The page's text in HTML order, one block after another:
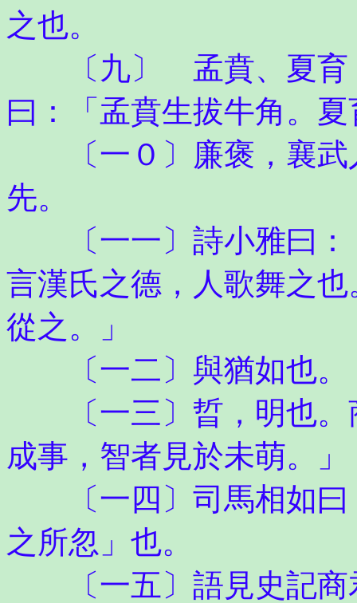
之也。
〔九〕 孟賁、夏育，
曰：「孟賁生拔牛角。
〔一０〕廉褒，襄武
先。
〔一一〕詩小雅曰：
言漢氏之德，人歌舞之
從之。」
〔一二〕與猶如也。
〔一三〕晢，明也。
成事，智者見於未萌。」
〔一四〕司馬相如曰
之所忽」也。
〔一五〕語見史記商